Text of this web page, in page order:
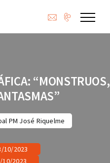
“MONSTRUOS,
PM José Riquelme
10/2023
10/2023